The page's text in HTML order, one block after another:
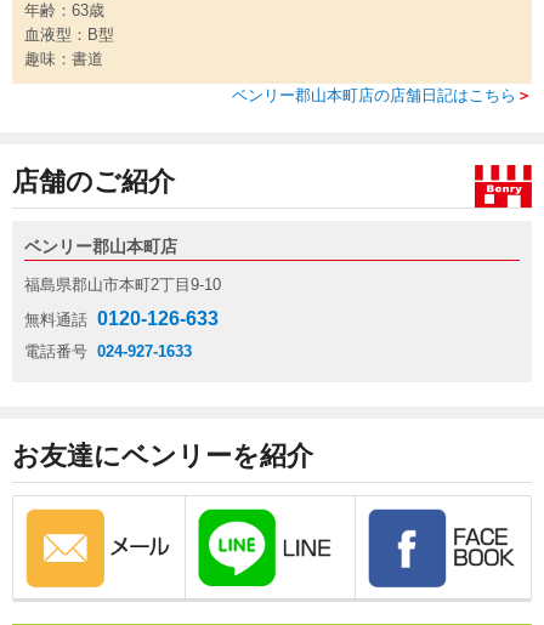
年齢：63歳
血液型：B型
趣味：書道
ベンリー郡山本町店の店舗日記はこちら ＞
店舗のご紹介
ベンリー郡山本町店
福島県郡山市本町2丁目9-10
無料通話 0120-126-633
電話番号 024-927-1633
お友達にベンリーを紹介